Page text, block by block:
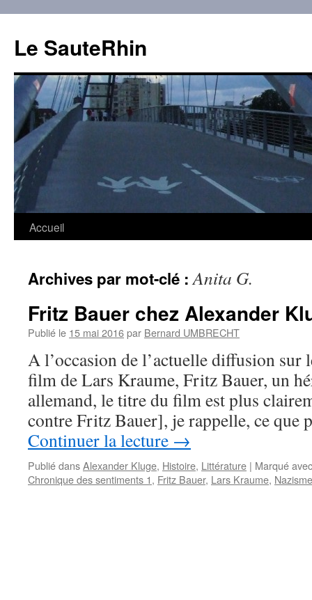
contenu
Le SauteRhin
Accueil
Archives par mot-clé :Anita G.
Fritz Bauer chez Alexander
Publié le 15 mai 2016par Bernard UMBRECHT
A l’occasion de l’actuelle diffusion sur
film de Lars Kraume, Fritz Bauer, un
allemand, le titre du film est plus
contre Fritz Bauer], je rappelle, ce que
Continuer la lecture →
Publié dansAlexander Kluge, Histoire, Littérature | Marqué avec
Chronique des sentiments 1, Fritz Bauer, Lars Kraume, Nazisme